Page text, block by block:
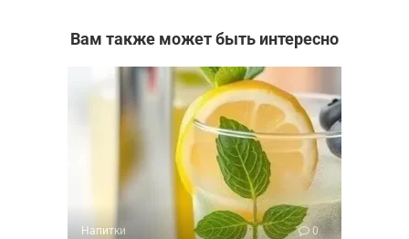
Вам также может быть интересно
Напитки 0